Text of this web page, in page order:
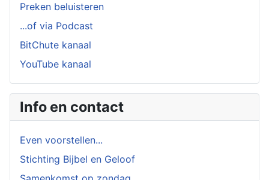
Preken beluisteren
...of via Podcast
BitChute kanaal
YouTube kanaal
Info en contact
Even voorstellen...
Stichting Bijbel en Geloof